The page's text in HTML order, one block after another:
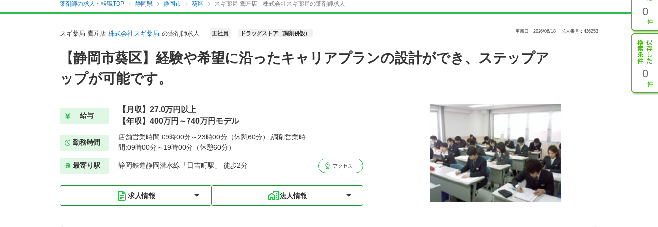
0
0
薬剤師の求人・転職TOP 静岡県 静岡市 葵区 スギ薬局 鷹匠店 株式会社スギ薬局の薬剤師求人
スギ薬局 鷹匠店 株式会社スギ薬局 の薬剤師求人 正社員 ドラッグストア（調剤併設） 更新日：2026/06/18 求人番号：426253
【静岡市葵区】経験や希望に沿ったキャリアプランの設計ができ、ステップア
ップが可能です。
給与
【月収】27.0万円以上
【年収】400万円～740万円モデル
勤務時間
店舗営業時間:09時00分～23時00分（休憩60分）,調剤営業時
間:09時00分～19時00分（休憩60分）
最寄り駅 静岡鉄道静岡清水線「日吉町駅」 徒歩2分 アクセス
求人情報 法人情報